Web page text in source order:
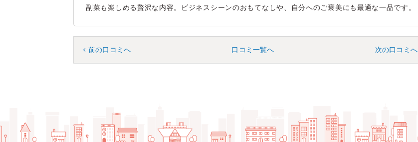
副菜も楽しめる贅沢な内容。ビジネスシーンのおもてなしや、自分へのご褒美にも最適な一品です。
前の口コミへ 口コミ一覧へ 次の口コミへ